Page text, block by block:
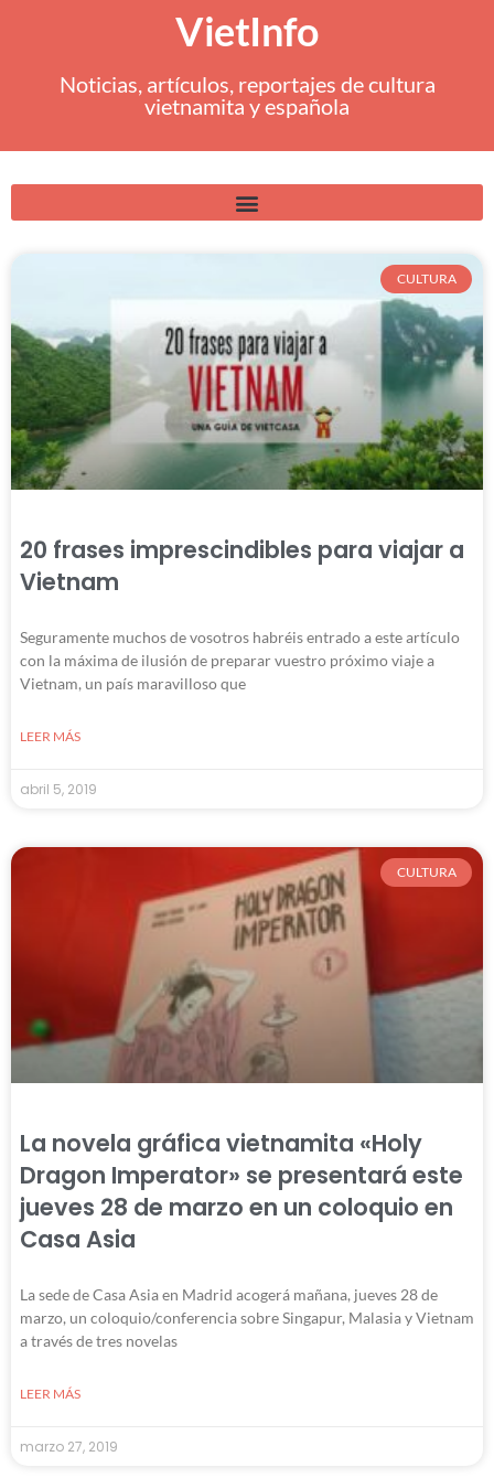
VietInfo
Noticias, artículos, reportajes de cultura
vietnamita y española
CULTURA
20 frases imprescindibles para viajar a
Vietnam
Seguramente muchos de vosotros habréis entrado a este artículo
con la máxima de ilusión de preparar vuestro próximo viaje a
Vietnam, un país maravilloso que
LEER MÁS
abril 5, 2019
CULTURA
La novela gráfica vietnamita «Holy
Dragon Imperator» se presentará este
jueves 28 de marzo en un coloquio en
Casa Asia
La sede de Casa Asia en Madrid acogerá mañana, jueves 28 de
marzo, un coloquio/conferencia sobre Singapur, Malasia y Vietnam
a través de tres novelas
LEER MÁS
marzo 27, 2019